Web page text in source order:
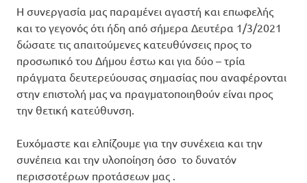
Η συνεργασία μας παραμένει αγαστή και επωφελής
και το γεγονός ότι ήδη από σήμερα Δευτέρα 1/3/2021
δώσατε τις απαιτούμενες κατευθύνσεις προς το
προσωπικό του Δήμου έστω και για δύο – τρία
πράγματα δευτερεύουσας σημασίας που αναφέρονται
στην επιστολή μας να πραγματοποιηθούν είναι προς
την θετική κατεύθυνση.
Ευχόμαστε και ελπίζουμε για την συνέχεια και την
συνέπεια και την υλοποίηση όσο το δυνατόν
περισσοτέρων προτάσεων μας .